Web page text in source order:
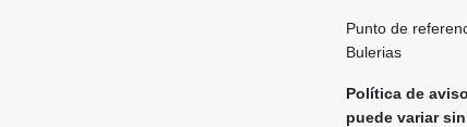
Punto de
Bulerias
Política de
puede variar